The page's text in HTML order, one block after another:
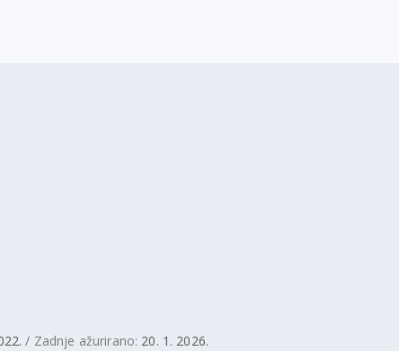
/ Zadnje ažurirano: 20. 1. 2026.